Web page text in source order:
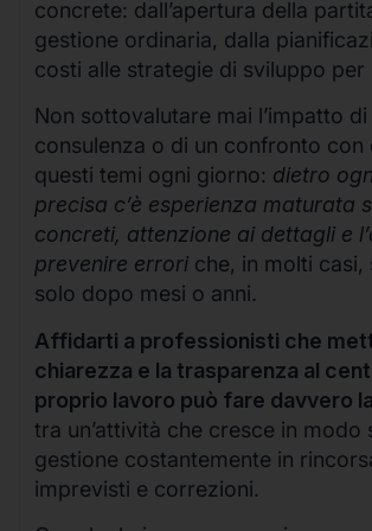
concrete: dall’apertura della
gestione ordinaria, dalla
costi alle strategie di sviluppo per
Non sottovalutare mai l’impatto di
consulenza o di un confronto con
questi temi ogni giorno: dietro
precisa c’è esperienza maturata
concreti, attenzione ai dettagli e
prevenire errori che, in molti casi,
solo dopo mesi o anni.
Affidarti a professionisti che
chiarezza e la trasparenza al
proprio lavoro può fare davvero
tra un’attività che cresce in modo
gestione costantemente in
imprevisti e correzioni.